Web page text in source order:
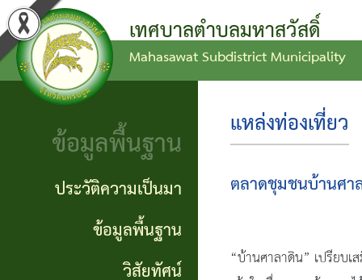
ข่าว
ประกาศ
ทั่วไป
ประกาศ
จัดซื้อ
ข้อ
งบ
ประมาณ
แผน
พัฒนา
ประวัติ
เป็นมา
ข้อมูล
พื้น
ฐาน
เทศบาลตำบลมหาสวัสดิ์
Mahasawat Subdistrict Municipality
ข้อมูลพื้นฐาน
ประวัติความเป็นมา
ข้อมูลพื้นฐาน
วิสัยทัศน์
แหล่งท่องเที่ยว
ตลาดชุมชนบ้านศา
“บ้านศาลาดิน” เปรียบ